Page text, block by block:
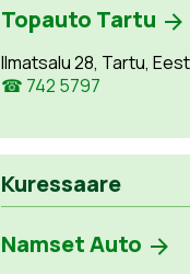
Leaflet
Topauto Tartu
Ilmatsalu 28, Tartu,
☎ 742 5797
Kuressaare
Namset Auto